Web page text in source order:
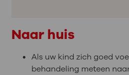
Naar huis
Als uw kind zich goed
behandeling meteen